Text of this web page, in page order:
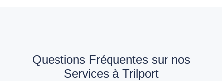
Questions Fréquentes sur nos
Services à Trilport